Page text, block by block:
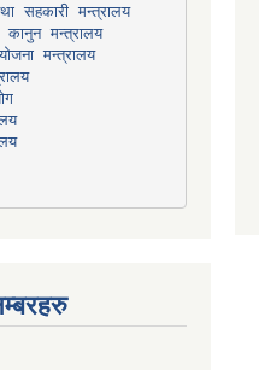
सहकारी मन्त्रालय
आन्तरिक मामिला तथा कानुन मन्त्रालय
आर्थिक मामिला तथा योजना मन्त्रालय
नीति तथा योजना आयोग